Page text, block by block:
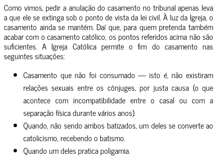
Como vimos, pedir a anulação do casamento no tribunal apenas leva
a que ele se extinga sob o ponto de vista da lei civil. À luz da Igreja, o
casamento ainda se mantém. Daí que, para quem pretenda também
acabar com o casamento católico, os pontos referidos acima não são
suficientes. A Igreja Católica permite o fim do casamento nas
seguintes situações:
Casamento que não foi consumado — isto é, não existiram
relações sexuais entre os cônjuges, por justa causa (o que
acontece com incompatibilidade entre o casal ou com a
separação física durante vários anos).
Quando, não sendo ambos batizados, um deles se converte ao
catolicismo, recebendo o batismo.
Quando um deles pratica poligamia.